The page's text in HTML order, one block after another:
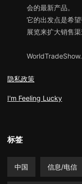
会的最新产品。
它的出发点是希
展览来扩大销售渠
隐私政策
I'm Feeling Lucky
标签
中国 信息/电信